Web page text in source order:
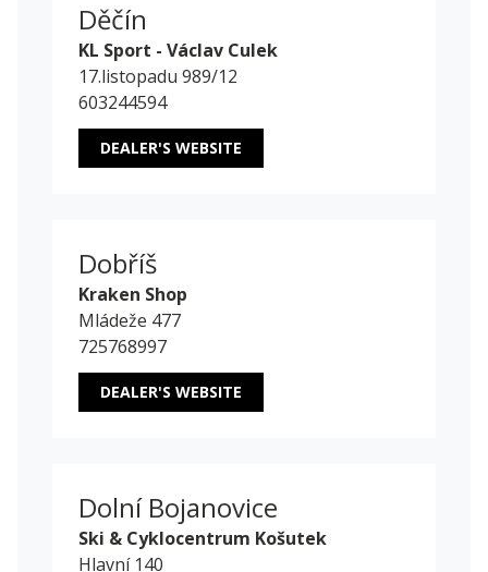
Děčín
KL Sport - Václav Culek
17.listopadu 989/12
603244594
DEALER'S WEBSITE
Dobříš
Kraken Shop
Mládeže 477
725768997
DEALER'S WEBSITE
Dolní Bojanovice
Ski & Cyklocentrum Košutek
Hlavní 140